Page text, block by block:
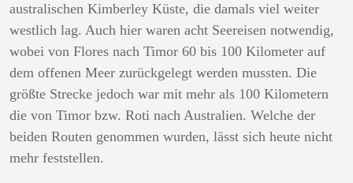
australischen Kimberley Küste, die damals viel weiter
westlich lag. Auch hier waren acht Seereisen notwendig,
wobei von Flores nach Timor 60 bis 100 Kilometer auf
dem offenen Meer zurückgelegt werden mussten. Die
größte Strecke jedoch war mit mehr als 100 Kilometern
die von Timor bzw. Roti nach Australien. Welche der
beiden Routen genommen wurden, lässt sich heute nicht
mehr feststellen.